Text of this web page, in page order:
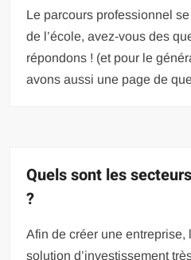
Le parcours professionnel
de l’école, avez-vous des
répondons ! (et pour le
avons aussi une page de
Quels sont les
?
Afin de créer une entreprise,
solution d’investissement